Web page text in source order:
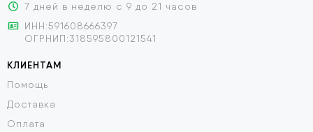
7 дней в неделю с 9 до 21 часов
ИНН:591608666397
ОГРНИП:318595800121541
КЛИЕНТАМ
Помощь
Доставка
Оплата